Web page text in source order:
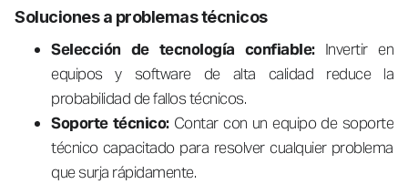
Soluciones a problemas técnicos
Selección de tecnología confiable:Invertir en
equipos y software de alta calidad reduce la
probabilidad de fallos técnicos.
Soporte técnico:Contar con un equipo de soporte
técnico capacitado para resolver cualquier problema
que surja rápidamente.